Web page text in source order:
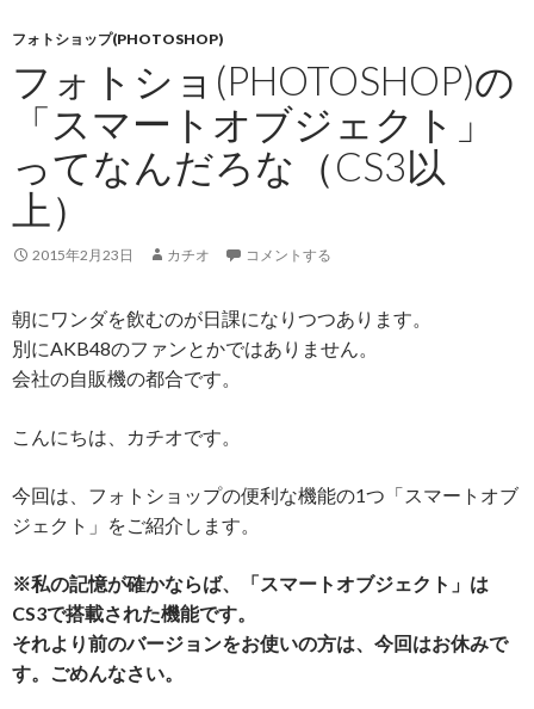
フォトショップ(PHOTOSHOP)
フォトショ(PHOTOSHOP)の
「スマートオブジェクト」
ってなんだろな（CS3以
上）
2015年2月23日 カチオ コメントする
朝にワンダを飲むのが日課になりつつあります。
別にAKB48のファンとかではありません。
会社の自販機の都合です。
こんにちは、カチオです。
今回は、フォトショップの便利な機能の1つ「スマートオブ
ジェクト」をご紹介します。
※私の記憶が確かならば、「スマートオブジェクト」は
CS3で搭載された機能です。
それより前のバージョンをお使いの方は、今回はお休みで
す。ごめんなさい。